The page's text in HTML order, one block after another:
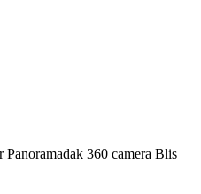
360 camera Blis